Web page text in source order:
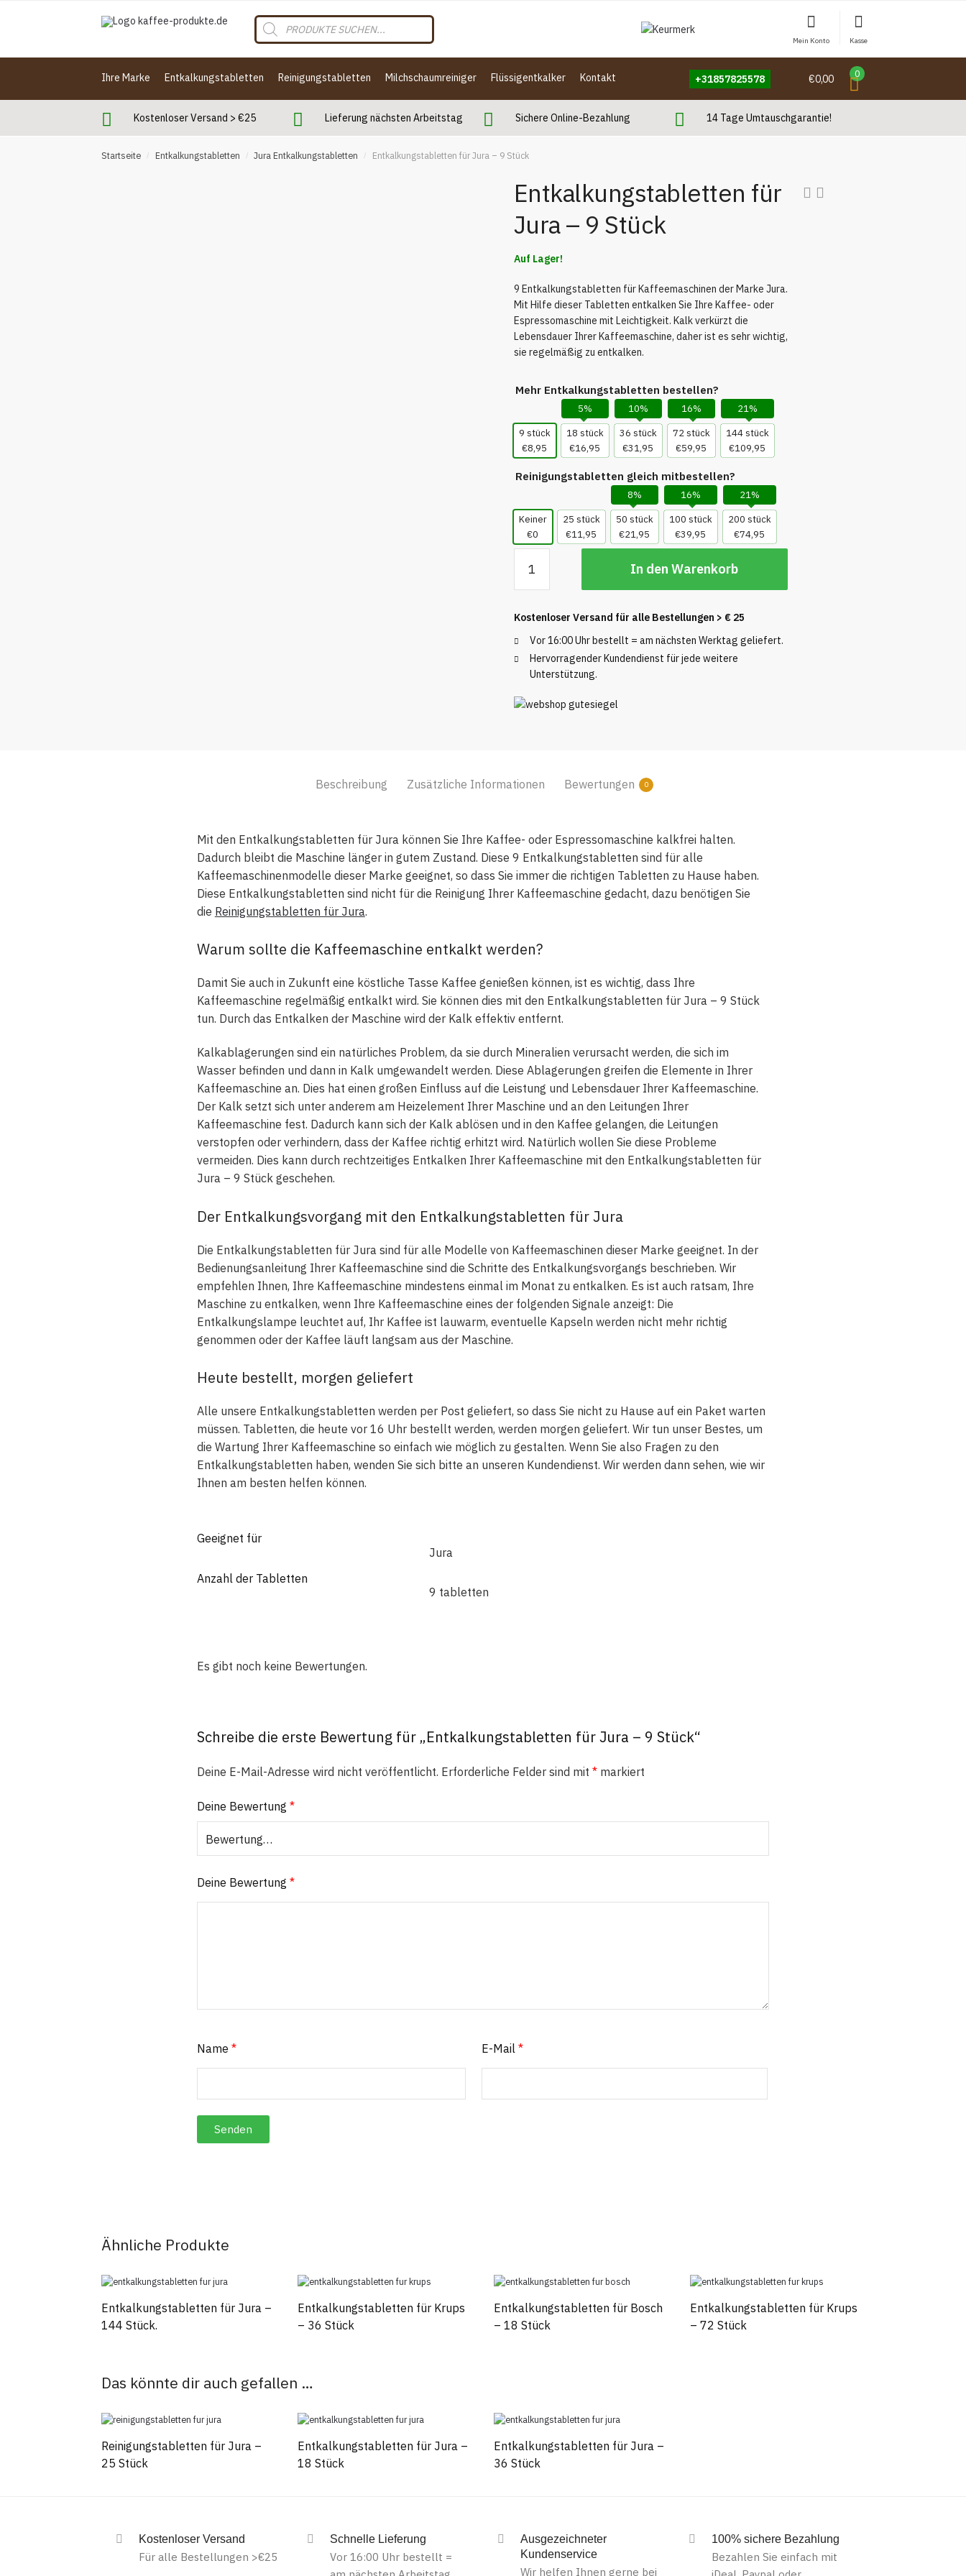
Products
search
Mein Konto Kasse
Ihre Marke Entkalkungstabletten Reinigungstabletten Milchschaumreiniger Flüssigentkalker Kontakt +31857825578 €0,00 0
Kostenloser Versand > €25 Lieferung nächsten Arbeitstag Sichere Online-Bezahlung 14 Tage Umtauschgarantie!
Startseite / Entkalkungstabletten / Jura Entkalkungstabletten / Entkalkungstabletten für Jura – 9 Stück
Entkalkungstabletten für
Jura – 9 Stück
Auf Lager!
9 Entkalkungstabletten für Kaffeemaschinen der Marke Jura.
Mit Hilfe dieser Tabletten entkalken Sie Ihre Kaffee- oder
Espressomaschine mit Leichtigkeit. Kalk verkürzt die
Lebensdauer Ihrer Kaffeemaschine, daher ist es sehr wichtig,
sie regelmäßig zu entkalken.
Mehr Entkalkungstabletten bestellen?
9 stück
€8,95
5%
18 stück
€16,95
10%
36 stück
€31,95
16%
72 stück
€59,95
21%
144 stück
€109,95
Reinigungstabletten gleich mitbestellen?
Keiner
€0
25 stück
€11,95
8%
50 stück
€21,95
16%
100 stück
€39,95
21%
200 stück
€74,95
Jura
9
Stück
In den Warenkorb
Kostenloser Versand für alle Bestellungen > € 25
Vor 16:00 Uhr bestellt = am nächsten Werktag geliefert.
Hervorragender Kundendienst für jede weitere
Unterstützung.
Beschreibung Zusätzliche Informationen Bewertungen 0
Mit den Entkalkungstabletten für Jura können Sie Ihre Kaffee- oder Espressomaschine kalkfrei halten.
Dadurch bleibt die Maschine länger in gutem Zustand. Diese 9 Entkalkungstabletten sind für alle
Kaffeemaschinenmodelle dieser Marke geeignet, so dass Sie immer die richtigen Tabletten zu Hause haben.
Diese Entkalkungstabletten sind nicht für die Reinigung Ihrer Kaffeemaschine gedacht, dazu benötigen Sie
die Reinigungstabletten für Jura.
Warum sollte die Kaffeemaschine entkalkt werden?
Damit Sie auch in Zukunft eine köstliche Tasse Kaffee genießen können, ist es wichtig, dass Ihre
Kaffeemaschine regelmäßig entkalkt wird. Sie können dies mit den Entkalkungstabletten für Jura – 9 Stück
tun. Durch das Entkalken der Maschine wird der Kalk effektiv entfernt.
Kalkablagerungen sind ein natürliches Problem, da sie durch Mineralien verursacht werden, die sich im
Wasser befinden und dann in Kalk umgewandelt werden. Diese Ablagerungen greifen die Elemente in Ihrer
Kaffeemaschine an. Dies hat einen großen Einfluss auf die Leistung und Lebensdauer Ihrer Kaffeemaschine.
Der Kalk setzt sich unter anderem am Heizelement Ihrer Maschine und an den Leitungen Ihrer
Kaffeemaschine fest. Dadurch kann sich der Kalk ablösen und in den Kaffee gelangen, die Leitungen
verstopfen oder verhindern, dass der Kaffee richtig erhitzt wird. Natürlich wollen Sie diese Probleme
vermeiden. Dies kann durch rechtzeitiges Entkalken Ihrer Kaffeemaschine mit den Entkalkungstabletten für
Jura – 9 Stück geschehen.
Der Entkalkungsvorgang mit den Entkalkungstabletten für Jura
Die Entkalkungstabletten für Jura sind für alle Modelle von Kaffeemaschinen dieser Marke geeignet. In der
Bedienungsanleitung Ihrer Kaffeemaschine sind die Schritte des Entkalkungsvorgangs beschrieben. Wir
empfehlen Ihnen, Ihre Kaffeemaschine mindestens einmal im Monat zu entkalken. Es ist auch ratsam, Ihre
Maschine zu entkalken, wenn Ihre Kaffeemaschine eines der folgenden Signale anzeigt: Die
Entkalkungslampe leuchtet auf, Ihr Kaffee ist lauwarm, eventuelle Kapseln werden nicht mehr richtig
genommen oder der Kaffee läuft langsam aus der Maschine.
Heute bestellt, morgen geliefert
Alle unsere Entkalkungstabletten werden per Post geliefert, so dass Sie nicht zu Hause auf ein Paket warten
müssen. Tabletten, die heute vor 16 Uhr bestellt werden, werden morgen geliefert. Wir tun unser Bestes, um
die Wartung Ihrer Kaffeemaschine so einfach wie möglich zu gestalten. Wenn Sie also Fragen zu den
Entkalkungstabletten haben, wenden Sie sich bitte an unseren Kundendienst. Wir werden dann sehen, wie wir
Ihnen am besten helfen können.
Geeignet für
Jura
Anzahl der Tabletten
9 tabletten
Es gibt noch keine Bewertungen.
Schreibe die erste Bewertung für „Entkalkungstabletten für Jura – 9 Stück“
Deine E-Mail-Adresse wird nicht veröffentlicht. Erforderliche Felder sind mit *markiert
Deine Bewertung *
Deine Bewertung *
Name * E-Mail *
Ähnliche Produkte
Entkalkungstabletten für Jura –
144 Stück.
Entkalkungstabletten für Krups
– 36 Stück
Entkalkungstabletten für Bosch
– 18 Stück
Entkalkungstabletten für Krups
– 72 Stück
Das könnte dir auch gefallen …
Reinigungstabletten für Jura –
25 Stück
Entkalkungstabletten für Jura –
18 Stück
Entkalkungstabletten für Jura –
36 Stück
Kostenloser Versand
Für alle Bestellungen >€25
Schnelle Lieferung
Vor 16:00 Uhr bestellt =
Ausgezeichneter
Kundenservice
Wir helfen Ihnen gerne bei
100% sichere Bezahlung
Bezahlen Sie einfach mit